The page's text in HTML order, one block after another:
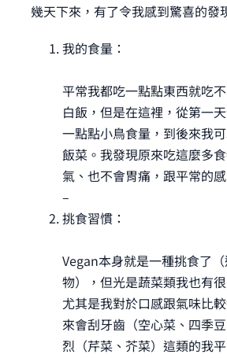
幾天下來，有了令我感到驚喜的發
我的食量：
平常我都吃一點點東西就吃
白飯，但是在這裡，從第一
一點點小鳥食量，到後來我
飯菜。我發現原來吃這麼多
氣、也不會胃痛，跟平常的
–
挑食習慣：
Vegan本身就是一種挑食了
物），但光是蔬菜類我也有
尤其是我對於口感跟氣味比
來會刮牙齒（空心菜、四季
烈（芹菜、芥菜）這類的我